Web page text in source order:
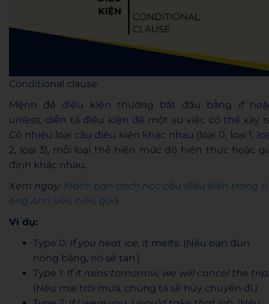
Conditional clause
Mệnh đề điều kiện thường bắt đầu bằng if
unless, diễn tả điều kiện để một sự việc có thể xảy
Có nhiều loại câu điều kiện khác nhau (loại 0, loại 1,
2, loại 3), mỗi loại thể hiện mức độ hiện thực hoặc
định khác nhau.
Xem ngay: Mách bạn cách học câu điều kiện trong ti
ếng Anh siêu hiệu quả
Ví dụ:
Type 0: If you heat ice, it melts. (Nếu bạn đun
nóng băng, nó sẽ tan.)
Type 1: If it rains tomorrow, we will cancel the trip.
(Nếu mai trời mưa, chúng ta sẽ hủy chuyến đi.)